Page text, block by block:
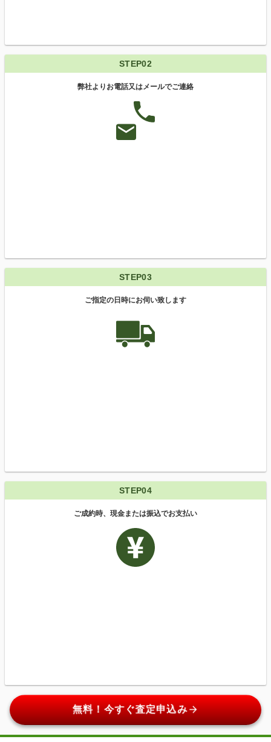
STEP02
弊社よりお電話又はメールでご連絡
STEP03
ご指定の日時にお伺い致します
STEP04
ご成約時、現金または振込でお支払い
無料！今すぐ査定申込みarrow_forward